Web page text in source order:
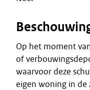
Op het moment
of
waarvoor deze
eigen woning in de